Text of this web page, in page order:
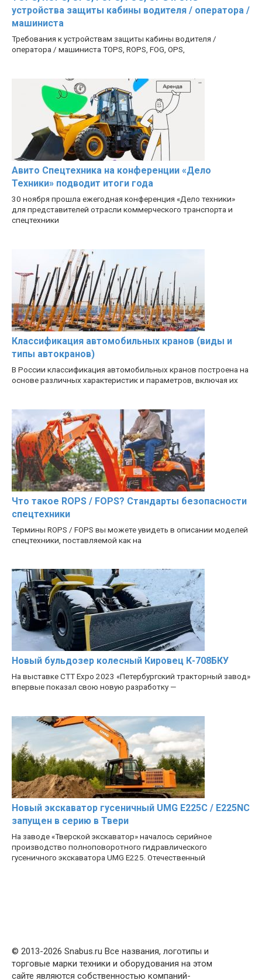
устройства защиты кабины водителя / оператора /
машиниста
Требования к устройствам защиты кабины водителя /
оператора / машиниста TOPS, ROPS, FOG, OPS,
Авито Спецтехника на конференции «Дело
Техники» подводит итоги года
30 ноября прошла ежегодная конференция «Дело техники»
для представителей отрасли коммерческого транспорта и
спецтехники
Классификация автомобильных кранов (виды и
типы автокранов)
В России классификация автомобильных кранов построена на
основе различных характеристик и параметров, включая их
Что такое ROPS / FOPS? Стандарты безопасности
спецтехники
Термины ROPS / FOPS вы можете увидеть в описании моделей
спецтехники, поставляемой как на
Новый бульдозер колесный Кировец К-708БКУ
На выставке CTT Expo 2023 «Петербургский тракторный завод»
впервые показал свою новую разработку —
Новый экскаватор гусеничный UMG E225C / E225NC
запущен в серию в Твери
На заводе «Тверской экскаватор» началось серийное
производство полноповоротного гидравлического
гусеничного экскаватора UMG E225. Отечественный
© 2013-2026 Snabus.ru Все названия, логотипы и
торговые марки техники и оборудования на этом
сайте являются собственностью компаний-